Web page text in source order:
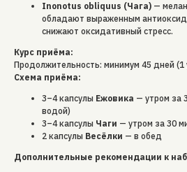
Inonotus obliquus (Чага) —
обладают выраженным
снижают оксидативный стресс.
Курс приёма:
Продолжительность: минимум 45 дней (1
Схема приёма:
3–4 капсулы Ежовика — утром за
водой)
3–4 капсулы Чаги — утром за 30
2 капсулы Весёлки — в обед
Дополнительные рекомендации к